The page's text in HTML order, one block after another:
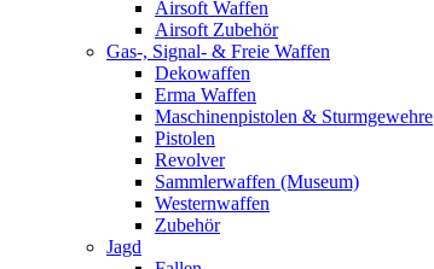
Airsoft Waffen
Airsoft Zubehör
Gas-, Signal- & Freie Waffen
Dekowaffen
Erma Waffen
Maschinenpistolen & Sturmgewehre
Pistolen
Revolver
Sammlerwaffen (Museum)
Westernwaffen
Zubehör
Jagd